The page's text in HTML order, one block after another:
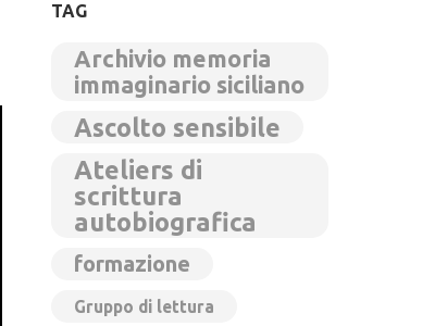
TAG
Archivio memoria
immaginario siciliano
Ascolto sensibile
Ateliers di
scrittura
autobiografica
formazione
Gruppo di lettura